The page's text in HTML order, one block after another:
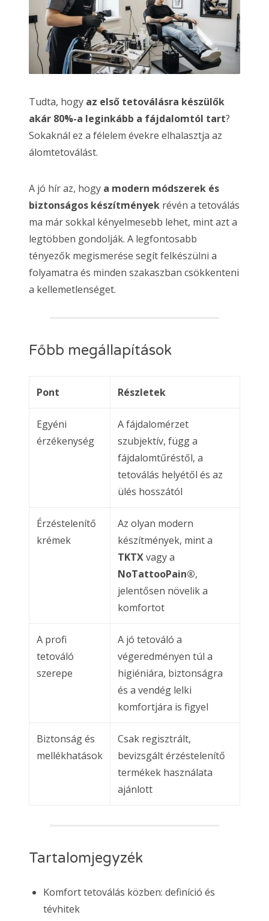
Tudta, hogy az első tetoválásra készülők
akár 80%-a leginkább a fájdalomtól tart?
Sokaknál ez a félelem évekre elhalasztja az
álomtetoválást.
A jó hír az, hogy a modern módszerek és
biztonságos készítmények révén a tetoválás
ma már sokkal kényelmesebb lehet, mint azt a
legtöbben gondolják. A legfontosabb
tényezők megismerése segít felkészülni a
folyamatra és minden szakaszban csökkenteni
a kellemetlenséget.
Főbb megállapítások
Pont Részletek
Egyéni
érzékenység
A fájdalomérzet
szubjektív, függ a
fájdalomtűréstől, a
tetoválás helyétől és az
ülés hosszától
Érzéstelenítő
krémek
Az olyan modern
készítmények, mint a
TKTXvagy a
NoTattooPain®,
jelentősen növelik a
komfortot
A profi
tetováló
szerepe
A jó tetováló a
végeredményen túl a
higiéniára, biztonságra
és a vendég lelki
komfortjára is figyel
Biztonság és
mellékhatások
Csak regisztrált,
bevizsgált érzéstelenítő
termékek használata
ajánlott
Tartalomjegyzék
Komfort tetoválás közben: definíció és
tévhitek